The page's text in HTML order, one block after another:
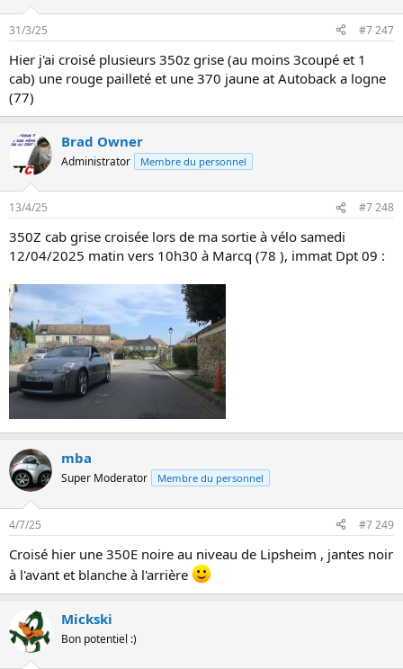
31/3/25 #7 247
Hier j'ai croisé plusieurs 350z grise (au moins 3coupé et 1
cab) une rouge pailleté et une 370 jaune at Autoback a logne
(77)
Brad Owner
Administrator Membre du personnel
13/4/25 #7 248
350Z cab grise croisée lors de ma sortie à vélo samedi
12/04/2025 matin vers 10h30 à Marcq (78 ), immat Dpt 09 :
mba
Super Moderator Membre du personnel
4/7/25 #7 249
Croisé hier une 350E noire au niveau de Lipsheim , jantes noir
à l'avant et blanche à l'arrière
Mickski
Bon potentiel :)